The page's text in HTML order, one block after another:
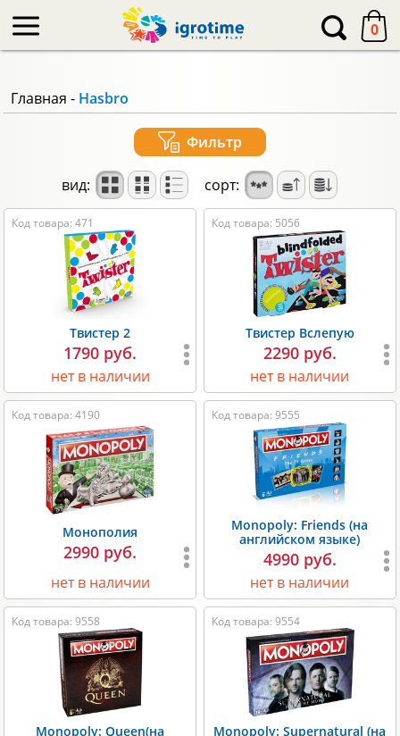
0
Главная - Hasbro
Фильтр
вид: сорт:
Код товара: 471
Твистер 2
1790 руб.
нет в наличии
Код товара: 5056
Твистер Вслепую
2290 руб.
нет в наличии
Код товара: 4190
Монополия
2990 руб.
нет в наличии
Код товара: 9555
Monopoly: Friends (на
английском языке)
4990 руб.
нет в наличии
Код товара: 9558
Monopoly: Queen(на
Код товара: 9554
Monopoly: Supernatural (на